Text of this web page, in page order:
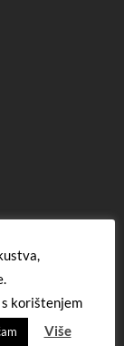
korištenjem
Više